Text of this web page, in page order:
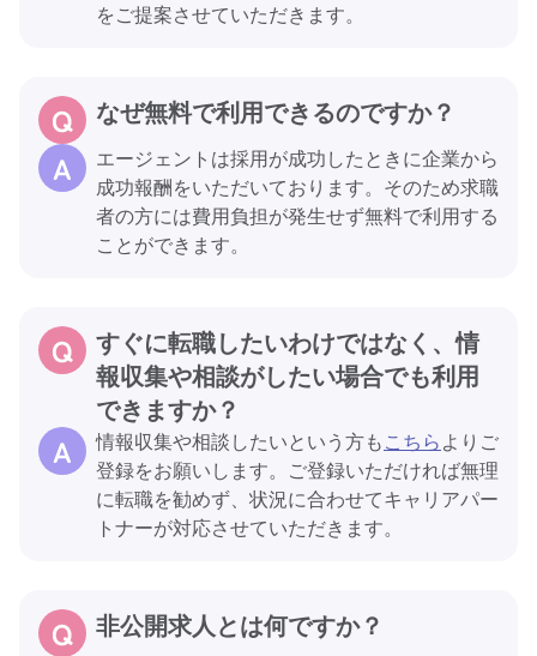
をご提案させていただきます。
なぜ無料で利用できるのですか？
エージェントは採用が成功したときに企業から
成功報酬をいただいております。そのため求職
者の方には費用負担が発生せず無料で利用する
ことができます。
すぐに転職したいわけではなく、情
報収集や相談がしたい場合でも利用
できますか？
情報収集や相談したいという方もこちらよりご
登録をお願いします。ご登録いただければ無理
に転職を勧めず、状況に合わせてキャリアパー
トナーが対応させていただきます。
非公開求人とは何ですか？